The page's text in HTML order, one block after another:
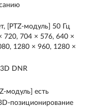
[PTZ-модуль] 50 Гц
720, 704 × 576, 640 ×
1280 × 960, 1280 ×
DNR
модуль] есть
позиционирование